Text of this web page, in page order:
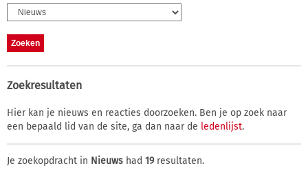
Zoekresultaten
Hier kan je nieuws en reacties doorzoeken. Ben je op zoek naar
een bepaald lid van de site, ga dan naar de ledenlijst.
Je zoekopdracht in Nieuws had 19resultaten.